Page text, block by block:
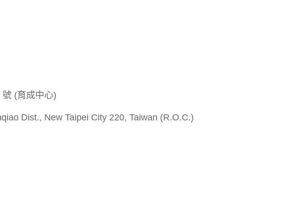
(育成中心)
Dist., New Taipei City 220, Taiwan (R.O.C.)